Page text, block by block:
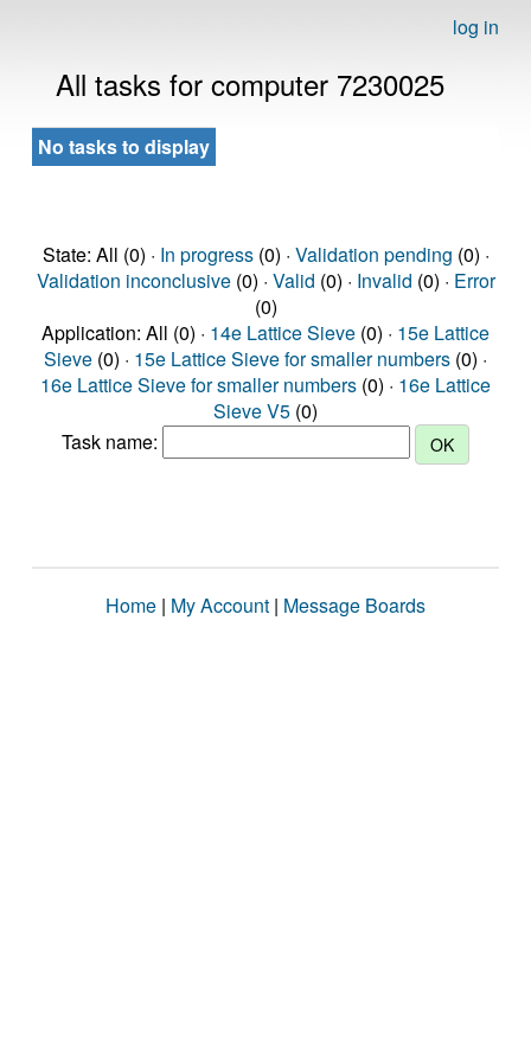
log in
All tasks for computer 7230025
No tasks to display
State: All (0) · In progress(0) · Validation pending (0) ·
Validation inconclusive(0) · Valid (0) · Invalid (0) · Error
(0)
Application: All (0) · 14e Lattice Sieve (0) · 15e Lattice
Sieve (0) · 15e Lattice Sieve for smaller numbers (0) ·
16e Lattice Sieve for smaller numbers (0) · 16e Lattice
Sieve V5 (0)
Task name:
Home | My Account | Message Boards